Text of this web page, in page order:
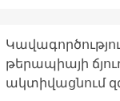
թերապիայի
ակտիվացնում